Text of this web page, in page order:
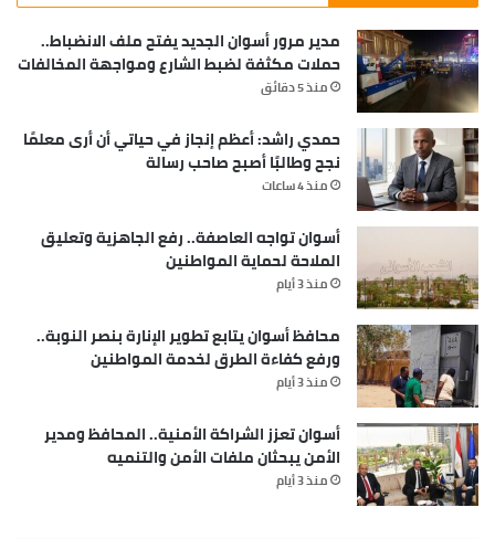
surrender.
Major key, don’t fall for the trap, stay focused. It’s the
ones closest to you that want to see you fail. Another
one. It’s important to use cocoa butter. It’s the key to
more success, why not live smooth? Why live rough? The
key to success is to keep your head above the water,
never give up. Watch your back, but more importantly
when you get out the shower, dry your back, it’s a cold
world out there.
[/padding]
Success is largely a matter of holding on after others have let go.
Success is largely a matter of holding on
after others have let go!
مدير مرور أسوان الجديد يفتح ملف الانضباط..
حملات مكثفة لضبط الشارع ومواجهة المخالفات
منذ 5 دقائق
حمدي راشد: أعظم إنجاز في حياتي أن أرى معلمًا
نجح وطالبًا أصبح صاحب رسالة
منذ 4 ساعات
أسوان تواجه العاصفة.. رفع الجاهزية وتعليق
الملاحة لحماية المواطنين
منذ 3 أيام
محافظ أسوان يتابع تطوير الإنارة بنصر النوبة..
ورفع كفاءة الطرق لخدمة المواطنين
منذ 3 أيام
أسوان تعزز الشراكة الأمنية.. المحافظ ومدير
الأمن يبحثان ملفات الأمن والتنميه
منذ 3 أيام